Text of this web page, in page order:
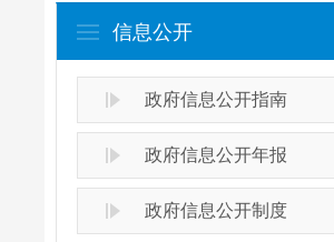
信息公开
政府信息公开指南
政府信息公开年报
政府信息公开制度